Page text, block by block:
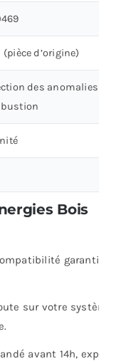
(pièce d’origine)
des anomalies de
Bois
garantie sur
sur votre système
avant 14h, expédié